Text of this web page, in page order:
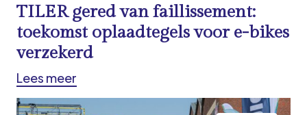
TILER gered van faillissement:
toekomst oplaadtegels voor e-bikes
verzekerd
Lees meer